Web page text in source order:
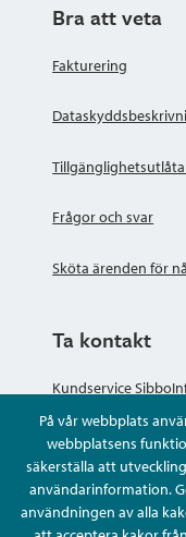
På vår webbplats
webbplatsens
säkerställa att
användarinformation.
användningen av alla
Bra att veta
Fakturering
Frågor och svar
Sköta ärenden för
Ta kontakt
Kundservice
Ge anonym respons
Ställ en fråga eller